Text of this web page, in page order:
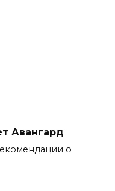
Авангард
о